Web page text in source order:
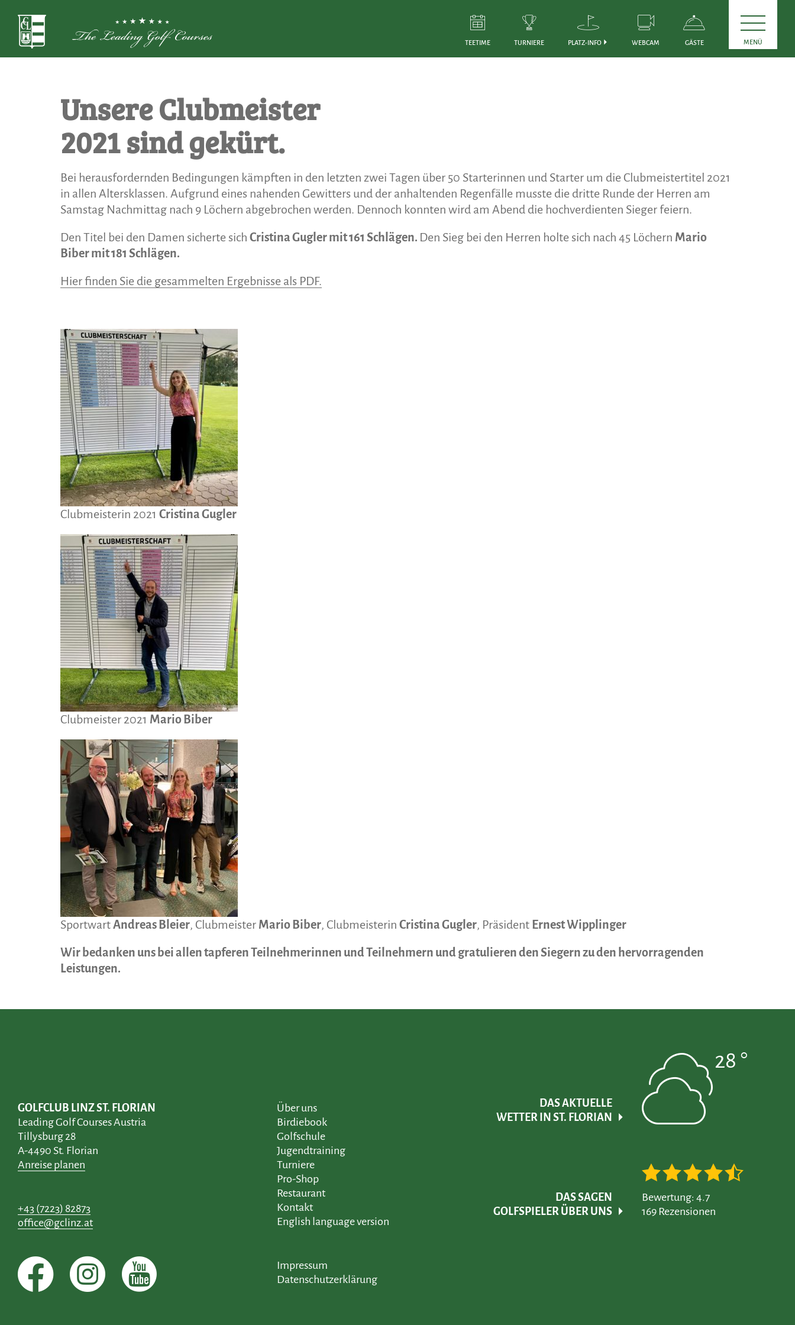
TEETIME TURNIERE PLATZ-INFO WEBCAM GÄSTE MENÜ
Unsere Clubmeister
2021 sind gekürt.
Bei herausfordernden Bedingungen kämpften in den letzten zwei Tagen über 50 Starterinnen und Starter um die Clubmeistertitel 2021
in allen Altersklassen. Aufgrund eines nahenden Gewitters und der anhaltenden Regenfälle musste die dritte Runde der Herren am
Samstag Nachmittag nach 9 Löchern abgebrochen werden. Dennoch konnten wird am Abend die hochverdienten Sieger feiern.
Den Titel bei den Damen sicherte sich Cristina Gugler mit 161 Schlägen. Den Sieg bei den Herren holte sich nach 45 Löchern Mario
Biber mit 181 Schlägen.
Hier finden Sie die gesammelten Ergebnisse als PDF.
Clubmeisterin 2021 Cristina Gugler
Clubmeister 2021 Mario Biber
SportwartAndreas Bleier, Clubmeister Mario Biber, Clubmeisterin Cristina Gugler, Präsident Ernest Wipplinger
Wir bedanken uns bei allen tapferen Teilnehmerinnen und Teilnehmern und gratulieren den Siegern zu den hervorragenden
Leistungen.
GOLFCLUB LINZ ST. FLORIAN
Leading Golf Courses Austria
Tillysburg 28
A-4490 St. Florian
Anreise planen
+43 (7223) 82873
office@gclinz.at
Über uns
Birdiebook
Golfschule
Jugendtraining
Turniere
Pro-Shop
Restaurant
Kontakt
English language version
Impressum
Datenschutzerklärung
DAS AKTUELLE
WETTER IN ST. FLORIAN
28 °
DAS SAGEN
GOLFSPIELER ÜBER UNS
Bewertung: 4.7
169 Rezensionen